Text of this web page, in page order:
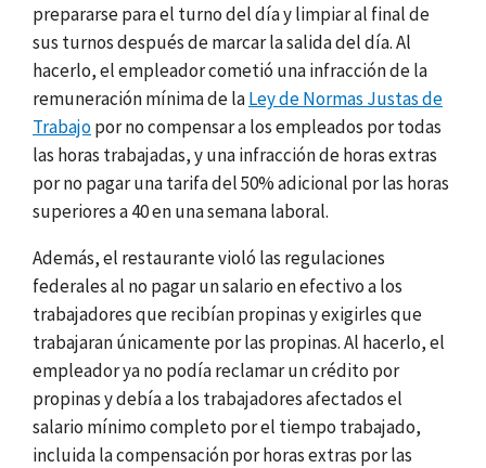
prepararse para el turno del día y limpiar al final de
sus turnos después de marcar la salida del día. Al
hacerlo, el empleador cometió una infracción de la
remuneración mínima de laLey de Normas Justas de
Trabajopor no compensar a los empleados por todas
las horas trabajadas, y una infracción de horas extras
por no pagar una tarifa del 50% adicional por las horas
superiores a 40 en una semana laboral.
Además, el restaurante violó las regulaciones
federales al no pagar un salario en efectivo a los
trabajadores que recibían propinas y exigirles que
trabajaran únicamente por las propinas. Al hacerlo, el
empleador ya no podía reclamar un crédito por
propinas y debía a los trabajadores afectados el
salario mínimo completo por el tiempo trabajado,
incluida la compensación por horas extras por las